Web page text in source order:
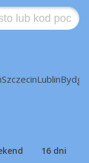
SzczecinLublin
16 dni